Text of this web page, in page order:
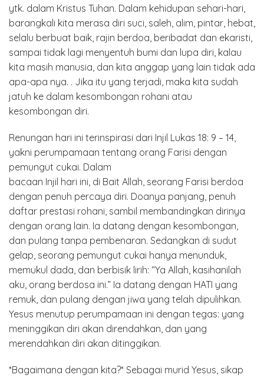
ytk. dalam Kristus Tuhan. Dalam kehidupan sehari-hari,
barangkali kita merasa diri suci, saleh, alim, pintar, hebat,
selalu berbuat baik, rajin berdoa, beribadat dan ekaristi,
sampai tidak lagi menyentuh bumi dan lupa diri, kalau
kita masih manusia, dan kita anggap yang lain tidak ada
apa-apa nya. . Jika itu yang terjadi, maka kita sudah
jatuh ke dalam kesombongan rohani atau
kesombongan diri.
Renungan hari ini terinspirasi dari Injil Lukas 18: 9 – 14,
yakni perumpamaan tentang orang Farisi dengan
pemungut cukai. Dalam
bacaan Injil hari ini, di Bait Allah, seorang Farisi berdoa
dengan penuh percaya diri. Doanya panjang, penuh
daftar prestasi rohani, sambil membandingkan dirinya
dengan orang lain. Ia datang dengan kesombongan,
dan pulang tanpa pembenaran. Sedangkan di sudut
gelap, seorang pemungut cukai hanya menunduk,
memukul dada, dan berbisik lirih: “Ya Allah, kasihanilah
aku, orang berdosa ini.” Ia datang dengan HATI yang
remuk, dan pulang dengan jiwa yang telah dipulihkan.
Yesus menutup perumpamaan ini dengan tegas: yang
meninggikan diri akan direndahkan, dan yang
merendahkan diri akan ditinggikan.
*Bagaimana dengan kita?* Sebagai murid Yesus, sikap